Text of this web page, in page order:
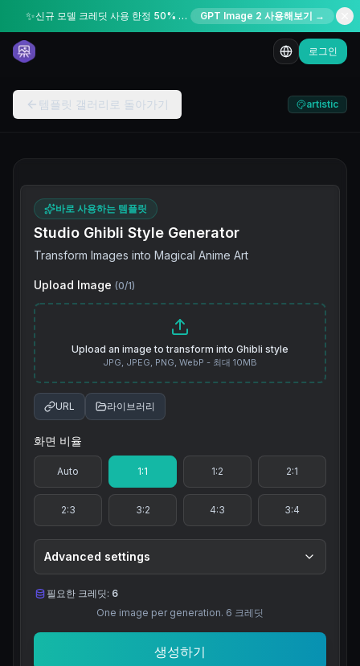
✨ 신규 모델 크레딧 사용 한정 50% 할인 GPT Image 2 사용해보기 →
로그인
템플릿 갤러리로 돌아가기 artistic
바로 사용하는 템플릿
Studio Ghibli Style Generator
Transform Images into Magical Anime Art
Upload Image (0/1)
Upload an image to transform into Ghibli style
JPG, JPEG, PNG, WebP - 최대 10MB
URL 라이브러리
화면 비율
Auto 1:1 1:2 2:1
2:3 3:2 4:3 3:4
Advanced settings
필요한 크레딧: 6
One image per generation. 6 크레딧
생성하기